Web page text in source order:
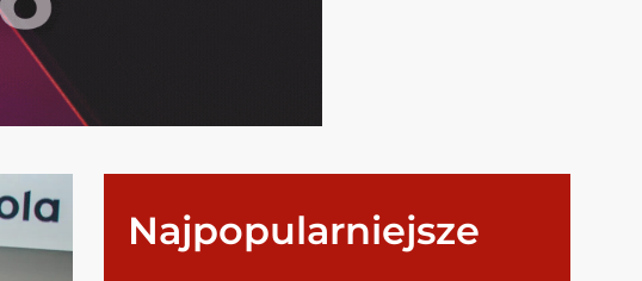
Najpopularniejsze